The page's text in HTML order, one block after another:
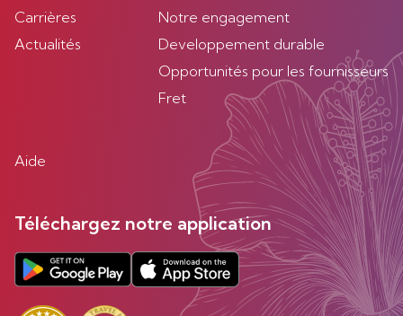
Carrières
Actualités
Notre engagement
Developpement durable
Opportunités pour les fournisseurs
Fret
Aide
Téléchargez notre application